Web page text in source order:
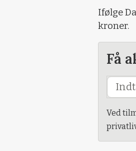
Ifølge
kroner.
Få
Ved